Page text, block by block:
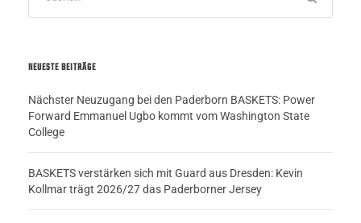
NEUESTE BEITRÄGE
Nächster Neuzugang bei den Paderborn BASKETS: Power
Forward Emmanuel Ugbo kommt vom Washington State
College
BASKETS verstärken sich mit Guard aus Dresden: Kevin
Kollmar trägt 2026/27 das Paderborner Jersey